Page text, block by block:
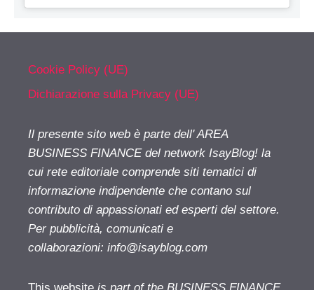
Cookie Policy (UE)
Dichiarazione sulla Privacy (UE)
Il presente sito web è parte dell' AREA
BUSINESS FINANCE del network IsayBlog! la
cui rete editoriale comprende siti tematici di
informazione indipendente che contano sul
contributo di appassionati ed esperti del settore.
Per pubblicità, comunicati e
collaborazioni: info@isayblog.com